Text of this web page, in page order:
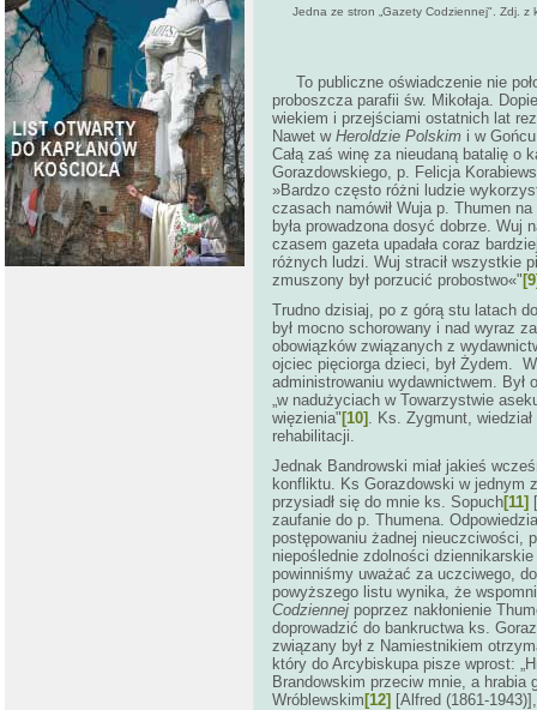
Jedna ze stron „Gazety Codziennej". Zdj.
To publiczne oświadczenie nie
proboszcza parafii św. Mikołaja.
wiekiem i przejściami ostatnich lat
Nawet w Heroldzie Polskim i w
Całą zaś winę za nieudaną batalię o
Gorazdowskiego, p. Felicja
»Bardzo często różni ludzie
czasach namówił Wuja p. Thumen
była prowadzona dosyć dobrze. Wuj
czasem gazeta upadała coraz
różnych ludzi. Wuj stracił wszystkie
zmuszony był porzucić probostwo«"
Trudno dzisiaj, po z górą stu latach
był mocno schorowany i nad wyraz
obowiązków związanych z
ojciec pięciorga dzieci, był Żydem.
administrowaniu wydawnictwem.
„w nadużyciach w Towarzystwie
więzienia" [10] . Ks. Zygmunt,
rehabilitacji.
Jednak Bandrowski miał jakieś
konfliktu. Ks Gorazdowski w jednym
przysiadł się do mnie ks. Sopuch[11]
zaufanie do p. Thumena.
postępowaniu żadnej nieuczciwości,
niepoślednie zdolności
powinniśmy uważać za uczciwego,
powyższego listu wynika, że
Codziennej poprzez nakłonienie
doprowadzić do bankructwa ks.
związany był z Namiestnikiem
który do Arcybiskupa pisze wprost:
Brandowskim przeciw mnie, a hrabia
Wróblewskim [12] [Alfred (1861-